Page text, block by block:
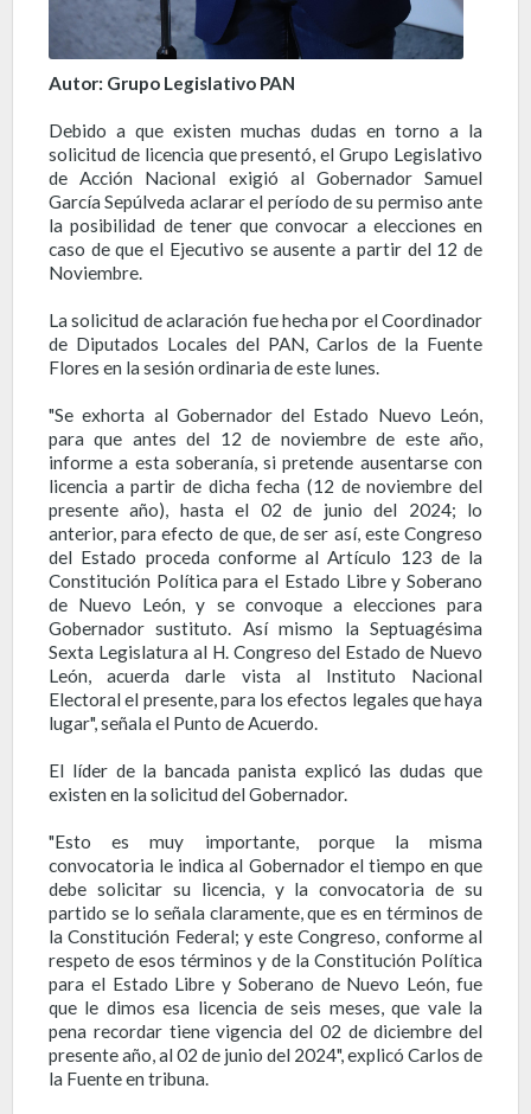
Autor: Grupo Legislativo PAN
Debido a que existen muchas dudas en torno a la
solicitud de licencia que presentó, el Grupo Legislativo
de Acción Nacional exigió al Gobernador Samuel
García Sepúlveda aclarar el período de su permiso ante
la posibilidad de tener que convocar a elecciones en
caso de que el Ejecutivo se ausente a partir del 12 de
Noviembre.
La solicitud de aclaración fue hecha por el Coordinador
de Diputados Locales del PAN, Carlos de la Fuente
Flores en la sesión ordinaria de este lunes.
"Se exhorta al Gobernador del Estado Nuevo León,
para que antes del 12 de noviembre de este año,
informe a esta soberanía, si pretende ausentarse con
licencia a partir de dicha fecha (12 de noviembre del
presente año), hasta el 02 de junio del 2024; lo
anterior, para efecto de que, de ser así, este Congreso
del Estado proceda conforme al Artículo 123 de la
Constitución Política para el Estado Libre y Soberano
de Nuevo León, y se convoque a elecciones para
Gobernador sustituto. Así mismo la Septuagésima
Sexta Legislatura al H. Congreso del Estado de Nuevo
León, acuerda darle vista al Instituto Nacional
Electoral el presente, para los efectos legales que haya
lugar", señala el Punto de Acuerdo.
El líder de la bancada panista explicó las dudas que
existen en la solicitud del Gobernador.
"Esto es muy importante, porque la misma
convocatoria le indica al Gobernador el tiempo en que
debe solicitar su licencia, y la convocatoria de su
partido se lo señala claramente, que es en términos de
la Constitución Federal; y este Congreso, conforme al
respeto de esos términos y de la Constitución Política
para el Estado Libre y Soberano de Nuevo León, fue
que le dimos esa licencia de seis meses, que vale la
pena recordar tiene vigencia del 02 de diciembre del
presente año, al 02 de junio del 2024", explicó Carlos de
la Fuente en tribuna.